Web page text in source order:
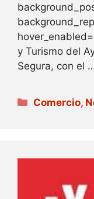
y Turismo del
Segura, con el
Categorías
Comercio,